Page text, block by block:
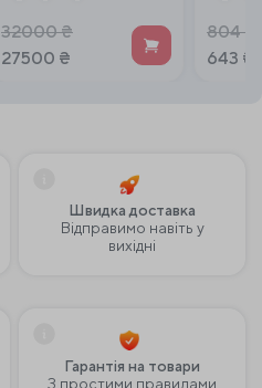
32000₴
27500 ₴
804₴
643 ₴
Швидка доставка
Відправимо навіть у
вихідні
Гарантія на товари
З простими правилами